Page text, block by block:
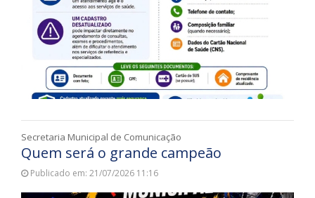
Secretaria Municipal de Comunicação
Quem será o grande campeão
Publicado em: 21/07/2026 11:16